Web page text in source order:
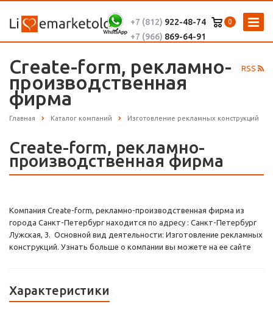
0
+7 (812) 922-48-74
+7 (966) 869-64-91
RSS
Create-form, рекламно-
производственная
фирма
Главная Каталог компаний Изготовление рекламных конструкций
Create-form, рекламно-
производственная фирма
Компания Create-form, рекламно-производственная фирма из
города Санкт-Петербург находится по адресу : Санкт-Петербург
Лужская, 3. Основной вид деятельности: Изготовление рекламных
конструкций. Узнать больше о компании вы можете на ее сайте
Характеристики